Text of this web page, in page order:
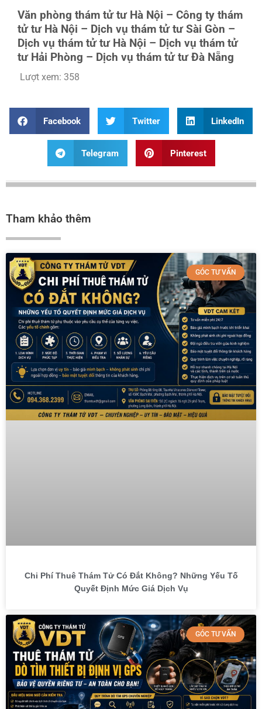
Văn phòng thám tử tư Hà Nội – Công ty thám
tử tư Hà Nội – Dịch vụ thám tử tư Sài Gòn –
Dịch vụ thám tử tư Hà Nội – Dịch vụ thám tử
tư Hải Phòng – Dịch vụ thám tử tư Đà Nẵng
Lượt xem: 358
Facebook Twitter LinkedIn
Telegram Pinterest
Tham khảo thêm
GÓC TƯ VẤN
Chi Phí Thuê Thám Tử Có Đắt Không? Những Yếu Tố
Quyết Định Mức Giá Dịch Vụ
GÓC TƯ VẤN